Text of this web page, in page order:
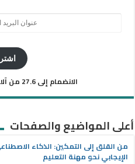
الانضمام إلى 27.6 من آلاف المشتركين الآخرين
أعلى المواضيع والصفحات
من القلق إلى التمكين: الذكاء
الإيجابي نحو مهنة التعليم